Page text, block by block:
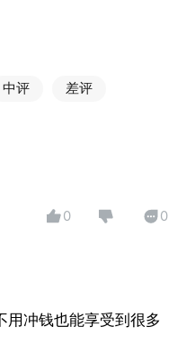
品课，米考试背单词等
播课程、智能教辅资
年06月英语六级真题
短对话，长对话，短文
含有题目选项、音频、
你真实的考场体验。
良好的用户体验。不仅
以设置播放顺序，让你
中评 差评
0 0
用冲钱也能享受到很多